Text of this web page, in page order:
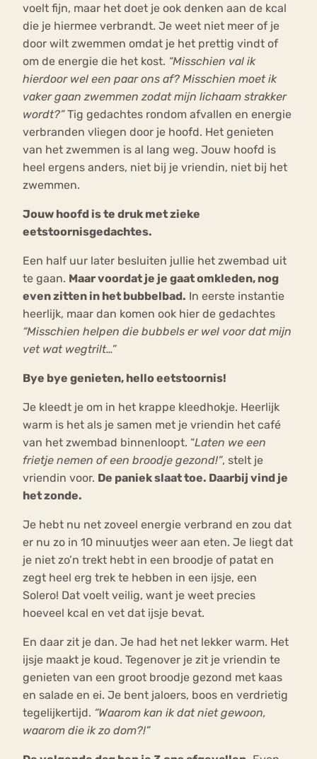
voelt fijn, maar het doet je ook denken aan de kcal
die je hiermee verbrandt. Je weet niet meer of je
door wilt zwemmen omdat je het prettig vindt of
om de energie die het kost. “Misschien val ik
hierdoor wel een paar ons af? Misschien moet ik
vaker gaan zwemmen zodat mijn lichaam strakker
wordt?”Tig gedachtes rondom afvallen en energie
verbranden vliegen door je hoofd. Het genieten
van het zwemmen is al lang weg. Jouw hoofd is
heel ergens anders, niet bij je vriendin, niet bij het
zwemmen.
Jouw hoofd is te druk met zieke
eetstoornisgedachtes.
Een half uur later besluiten jullie het zwembad uit
te gaan. Maar voordat je je gaat omkleden, nog
even zitten in het bubbelbad. In eerste instantie
heerlijk, maar dan komen ook hier de gedachtes
“Misschien helpen die bubbels er wel voor dat mijn
vet wat wegtrilt…”
Bye bye genieten, hello eetstoornis!
Je kleedt je om in het krappe kleedhokje. Heerlijk
warm is het als je samen met je vriendin het café
van het zwembad binnenloopt. “Laten we een
frietje nemen of een broodje gezond!”, stelt je
vriendin voor. De paniek slaat toe. Daarbij vind je
het zonde.
Je hebt nu net zoveel energie verbrand en zou dat
er nu zo in 10 minuutjes weer aan eten. Je liegt dat
je niet zo’n trekt hebt in een broodje of patat en
zegt heel erg trek te hebben in een ijsje, een
Solero! Dat voelt veilig, want je weet precies
hoeveel kcal en vet dat ijsje bevat.
En daar zit je dan. Je had het net lekker warm. Het
ijsje maakt je koud. Tegenover je zit je vriendin te
genieten van een groot broodje gezond met kaas
en salade en ei. Je bent jaloers, boos en verdrietig
tegelijkertijd. “Waarom kan ik dat niet gewoon,
waarom die ik zo dom?!”